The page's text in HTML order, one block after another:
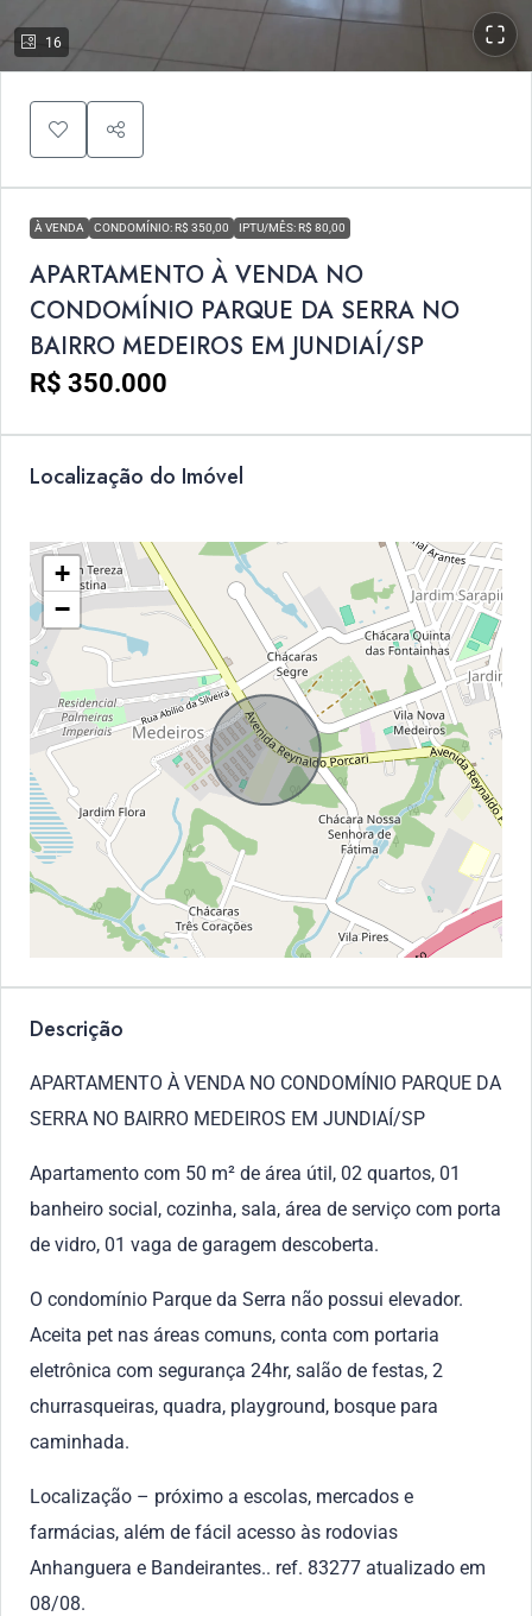
16
À VENDA CONDOMÍNIO: R$ 350,00 IPTU/MÊS: R$ 80,00
APARTAMENTO À VENDA NO
CONDOMÍNIO PARQUE DA SERRA NO
BAIRRO MEDEIROS EM JUNDIAÍ/SP
R$ 350.000
Localização do Imóvel
+
−
Descrição
APARTAMENTO À VENDA NO CONDOMÍNIO PARQUE DA
SERRA NO BAIRRO MEDEIROS EM JUNDIAÍ/SP
Apartamento com 50 m² de área útil, 02 quartos, 01
banheiro social, cozinha, sala, área de serviço com porta
de vidro, 01 vaga de garagem descoberta.
O condomínio Parque da Serra não possui elevador.
Aceita pet nas áreas comuns, conta com portaria
eletrônica com segurança 24hr, salão de festas, 2
churrasqueiras, quadra, playground, bosque para
caminhada.
Localização – próximo a escolas, mercados e
farmácias, além de fácil acesso às rodovias
Anhanguera e Bandeirantes.. ref. 83277 atualizado em
08/08.